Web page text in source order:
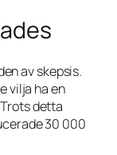
av skepsis.
vilja ha en
detta
30 000